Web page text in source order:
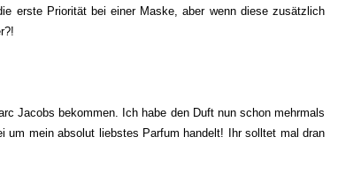
erste Priorität bei einer Maske, aber wenn diese zusätzlich
Jacobs bekommen. Ich habe den Duft nun schon mehrmals
um mein absolut liebstes Parfum handelt! Ihr solltet mal dran